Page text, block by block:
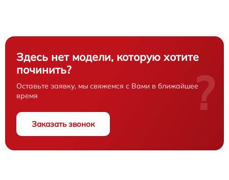
Здесь нет модели, которую хотите
починить?
Оставьте заявку, мы свяжемся с Вами в ближайшее
время
Заказать звонок
?